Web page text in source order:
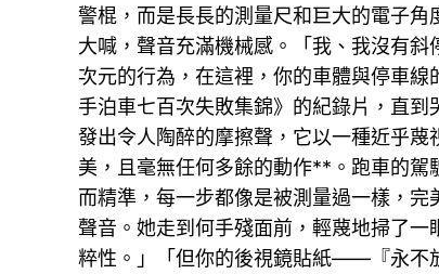
警棍，而是長長的測量尺和巨大的電子
大喊，聲音充滿機械感。「我、我沒有
次元的行為，在這裡，你的車體與停車
手泊車七百次失敗集錦》的紀錄片，直
發出令人陶醉的摩擦聲，它以一種近乎
美，且毫無任何多餘的動作**。跑車的
而精準，每一步都像是被測量過一樣，
聲音。她走到何手殘面前，輕蔑地掃了
粹性。」「但你的後視鏡貼紙——『永不